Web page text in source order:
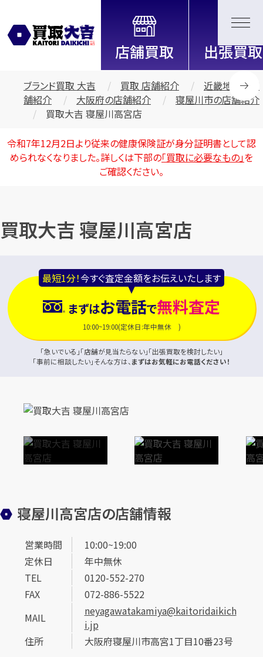
全国2200店舗以上展開中！
信頼と実績の買取専門店「買取大
吉」
ブランド買取 大吉 買取 店舗紹介
近畿地区の店
舗紹介
大阪府の店舗紹介
寝屋川市の店舗紹介
買取大吉 寝屋川高宮店
令和7年12月2日より従来の健康保険証が身分証明書として認
められなくなりました。詳しくは下部の「買取に必要なもの」を
ご確認ください。
買取大吉 寝屋川高宮店
最短1分！今すぐ査定金額をお伝えいたします
まずはお電話で無料査定
10:00~19:00(定休日:年中無休 )
「急いでいる」「店舗が見当たらない」「出張買取を検討したい」
「事前に相談したい」そんな方は、 まずはお気軽にお電話ください！
寝屋川高宮店の店舗情報
営業時間
10:00~19:00
定休日
年中無休
TEL
0120-552-270
FAX
072-886-5522
MAIL
neyagawatakamiya@kaitoridaikich
i.jp
住所
大阪府寝屋川市高宮1丁目10番23号